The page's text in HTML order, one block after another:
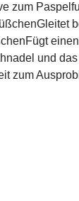
zum
und
zum